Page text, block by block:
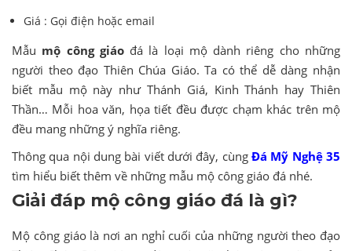
Giá : Gọi điện hoặc email
Mẫu mộ công giáođá là loại mộ dành riêng cho những
người theo đạo Thiên Chúa Giáo. Ta có thể dễ dàng nhận
biết mẫu mộ này như Thánh Giá, Kinh Thánh hay Thiên
Thần… Mỗi hoa văn, họa tiết đều được chạm khác trên mộ
đều mang những ý nghĩa riêng.
Thông qua nội dung bài viết dưới đây, cùng Đá Mỹ Nghệ 35
tìm hiểu biết thêm về những mẫu mộ công giáo đá nhé.
Giải đáp mộ công giáo đá là gì?
Mộ công giáo là nơi an nghỉ cuối của những người theo đạo